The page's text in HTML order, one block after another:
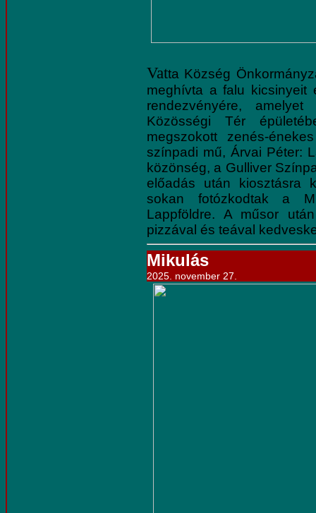
Vatta Község
meghívta a falu kicsinyeit
rendezvényére,
Közösségi Tér
megszokott zenés-
színpadi mű, Árvai Péter:
közönség, a Gulliver
előadás után kiosztásra
sokan fotózkodtak a
Lappföldre. A műsor
pizzával és teával
Mikulás
2025. november 27.